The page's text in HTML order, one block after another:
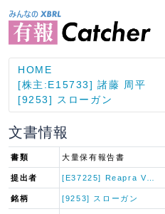
HOME
[株主:E15733] 諸藤 周平
[9253] スローガン
文書情報
書類 大量保有報告書
提出者 [E37225] Reapra V…
銘柄 [9253] スローガン